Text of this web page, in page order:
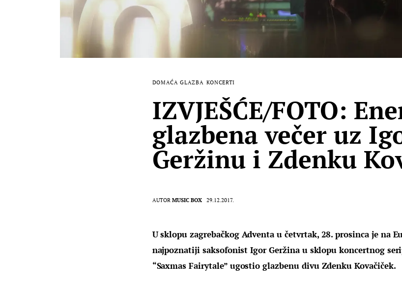
DOMAĆA GLAZBA KONCERTI
IZVJEŠĆE/FOTO:
glazbena večer uz
Geržinu i Zdenku
AUTOR MUSIC BOX 29.12.2017.
U sklopu zagrebačkog Adventa u četvrtak, 28. prosinca je na
najpoznatiji saksofonist Igor Geržina u sklopu koncertnog
“Saxmas Fairytale” ugostio glazbenu divu Zdenku Kovačiček.